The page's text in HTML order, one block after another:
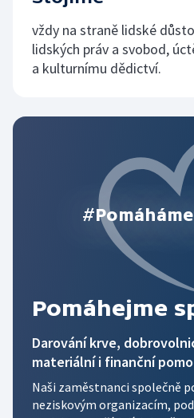
vždy na straně lidské
lidských práv a svobod,
a kulturnímu dědictví.
Pomáhejme
Darování krve,
materiální i finanční
Naši zaměstnanci společně
neziskovým organizacím,